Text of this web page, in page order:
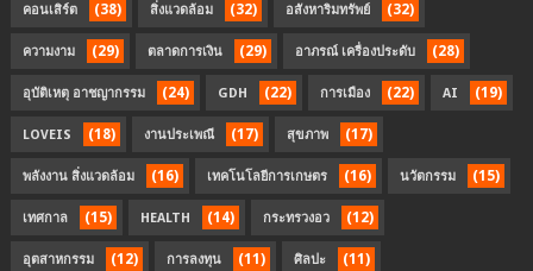
คอนเสิร์ต (38) สิ่งแวดล้อม (32) อสังหาริมทรัพย์ (32)
ความงาม (29) ตลาดการเงิน (29) อาภรณ์ เครื่องประดับ (28)
อุบัติเหตุ อาชญากรรม (24) GDH (22) การเมือง (22) AI (19)
LOVEIS (18) งานประเพณี (17) สุขภาพ (17)
พลังงาน สิ่งแวดล้อม (16) เทคโนโลยีการเกษตร (16) นวัตกรรม (15)
เทศกาล (15) HEALTH (14) กระทรวงอว (12)
อุตสาหกรรม (12) การลงทุน (11) ศิลปะ (11)